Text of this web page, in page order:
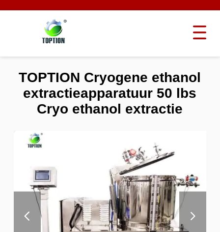
TOPTION Cryogene ethanol
extractieapparatuur 50 lbs
Cryo ethanol extractie